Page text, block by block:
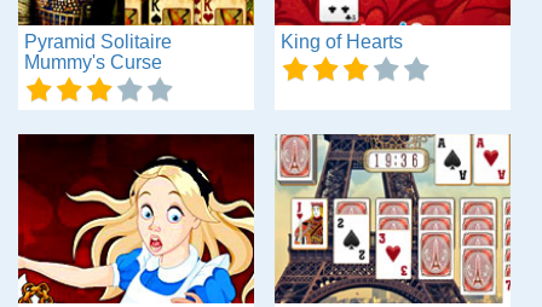
Pyramid Solitaire
Mummy's Curse
King of Hearts